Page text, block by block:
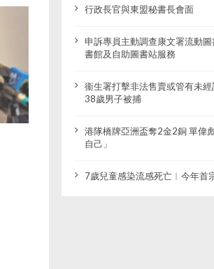
行政長官與東盟秘書長會面
申訴專員主動調查康文署流動
書館及自助圖書站服務
衞生署打擊非法售賣或管有未
38歲男子被捕
港隊橋牌亞洲盃奪2金2銅 單偉
自己」
7歲兒童感染流感死亡︱今年首